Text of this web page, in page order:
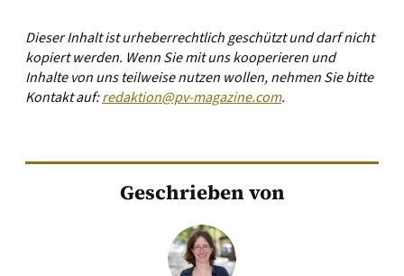
Dieser Inhalt ist urheberrechtlich geschützt und darf nicht
kopiert werden. Wenn Sie mit uns kooperieren und
Inhalte von uns teilweise nutzen wollen, nehmen Sie bitte
Kontakt auf:redaktion@pv-magazine.com.
Geschrieben von